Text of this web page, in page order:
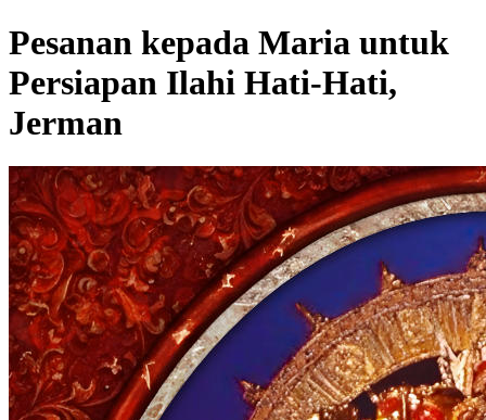
Pesanan kepada Maria untuk
Persiapan Ilahi Hati-Hati,
Jerman